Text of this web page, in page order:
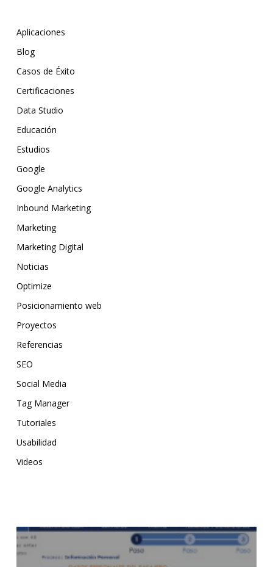
Aplicaciones
Blog
Casos de Éxito
Certificaciones
Data Studio
Educación
Estudios
Google
Google Analytics
Inbound Marketing
Marketing
Marketing Digital
Noticias
Optimize
Posicionamiento web
Proyectos
Referencias
SEO
Social Media
Tag Manager
Tutoriales
Usabilidad
Videos